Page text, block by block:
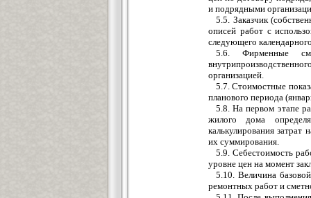
и подрядными
5.5. Заказчик
описей работ с
следующего
5.6. Фирменные
организацией.
5.7. Стоимостные
планового периода
5.8. На первом этапе
жилого дома
калькулирования
их суммирования.
5.9. Себестоимость
уровне цен на момент
5.10. Величина
ремонтных работ и